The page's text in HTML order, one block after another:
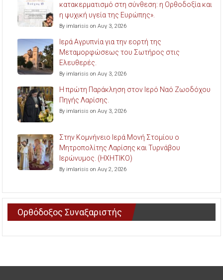
κατακερματισμό στη σύνθεση: η Ορθοδοξία και
η ψυχική υγεία της Ευρώπης».
By imlarisis on Αυγ 3, 2026
Ιερά Αγρυπνία για την εορτή της
Μεταμορφώσεως του Σωτήρος στις
Ελευθερές.
By imlarisis on Αυγ 3, 2026
Η πρώτη Παράκληση στον Ιερό Ναό Ζωοδόχου
Πηγής Λαρίσης.
By imlarisis on Αυγ 3, 2026
Στην Κομνήνειο Ιερά Μονή Στομίου ο
Μητροπολίτης Λαρίσης και Τυρνάβου
Ιερώνυμος. (ΗΧΗΤΙΚΟ)
By imlarisis on Αυγ 2, 2026
Ορθόδοξος Συναξαριστής